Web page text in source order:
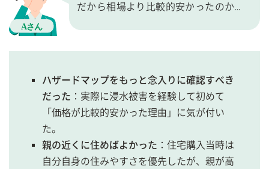
だから相場より比較的安かったのか…
ハザードマップをもっと念入りに確認すべき
だった ：実際に浸水被害を経験して初めて
「価格が比較的安かった理由」に気が付い
た。
親の近くに住めばよかった ：住宅購入当時は
自分自身の住みやすさを優先したが、親が高